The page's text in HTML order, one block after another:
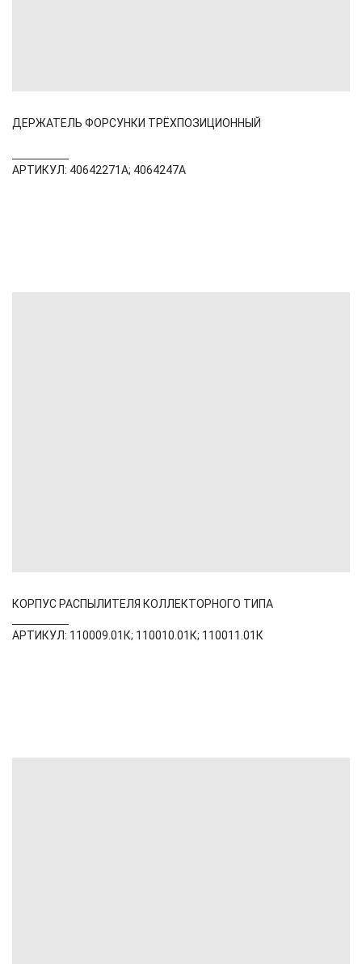
ДЕРЖАТЕЛЬ ФОРСУНКИ ТРЁХПОЗИЦИОННЫЙ
АРТИКУЛ: 40642271А; 4064247А
КОРПУС РАСПЫЛИТЕЛЯ КОЛЛЕКТОРНОГО ТИПА
АРТИКУЛ: 110009.01К; 110010.01К; 110011.01К